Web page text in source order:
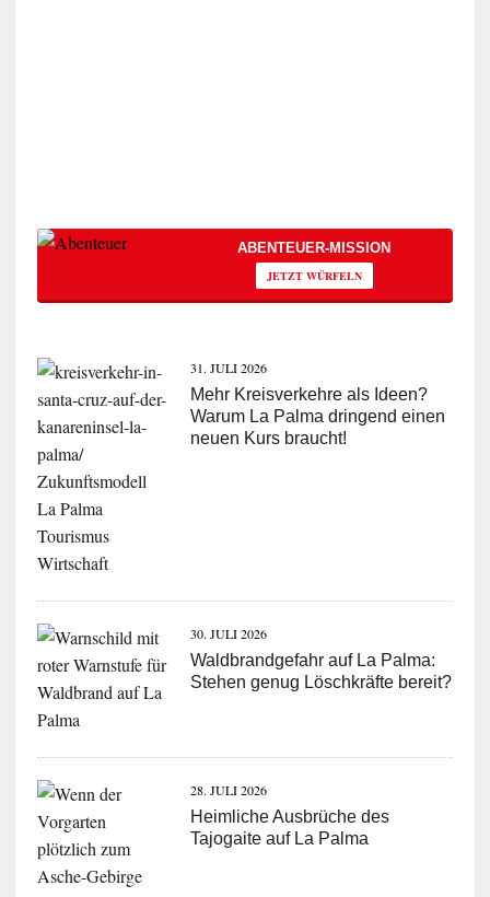
ABENTEUER-MISSION
JETZT WÜRFELN
31. JULI 2026
Mehr Kreisverkehre als Ideen?
Warum La Palma dringend einen
neuen Kurs braucht!
30. JULI 2026
Waldbrandgefahr auf La Palma:
Stehen genug Löschkräfte bereit?
28. JULI 2026
Heimliche Ausbrüche des
Tajogaite auf La Palma